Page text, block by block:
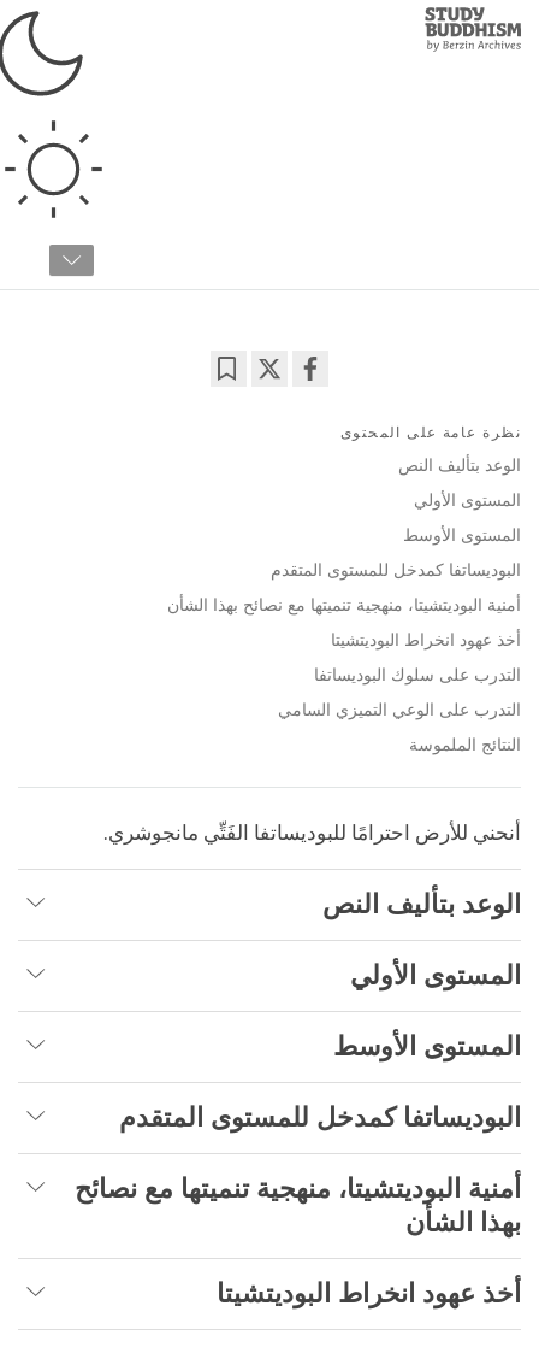
Study
Buddhism
مصباح لمسار الاستنارة
نظرة عامة على المحتوى
الوعد بتأليف النص
المستوى الأولي
المستوى الأوسط
البوديساتفا كمدخل للمستوى المتقدم
أمنية البوديتشيتا، منهجية تنميتها مع نصائح بهذا الشأن
أخذ عهود انخراط البوديتشيتا
التدرب على سلوك البوديساتفا
التدرب على الوعي التميزي السامي
النتائج الملموسة
أنحني للأرض احترامًا للبوديساتفا الفَتِّي مانجوشري.
الوعد بتأليف النص
المستوى الأولي
المستوى الأوسط
البوديساتفا كمدخل للمستوى المتقدم
أمنية البوديتشيتا، منهجية تنميتها مع نصائح
بهذا الشأن
أخذ عهود انخراط البوديتشيتا